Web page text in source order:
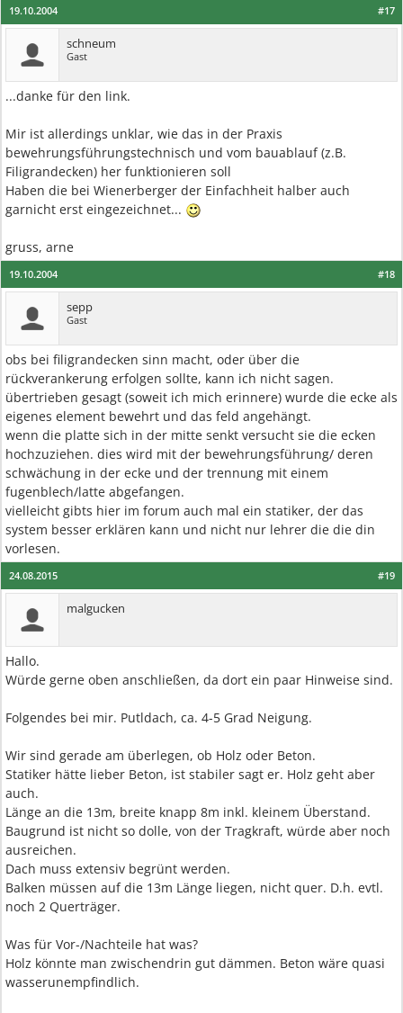
#17
19.10.2004
schneum
Gast
...danke für den link.
Mir ist allerdings unklar, wie das in der Praxis
bewehrungsführungstechnisch und vom bauablauf (z.B.
Filigrandecken) her funktionieren soll
Haben die bei Wienerberger der Einfachheit halber auch
garnicht erst eingezeichnet...
gruss, arne
#18
19.10.2004
sepp
Gast
obs bei filigrandecken sinn macht, oder über die
rückverankerung erfolgen sollte, kann ich nicht sagen.
übertrieben gesagt (soweit ich mich erinnere) wurde die ecke als
eigenes element bewehrt und das feld angehängt.
wenn die platte sich in der mitte senkt versucht sie die ecken
hochzuziehen. dies wird mit der bewehrungsführung/ deren
schwächung in der ecke und der trennung mit einem
fugenblech/latte abgefangen.
vielleicht gibts hier im forum auch mal ein statiker, der das
system besser erklären kann und nicht nur lehrer die die din
vorlesen.
#19
24.08.2015
malgucken
Hallo.
Würde gerne oben anschließen, da dort ein paar Hinweise sind.
Folgendes bei mir. Putldach, ca. 4-5 Grad Neigung.
Wir sind gerade am überlegen, ob Holz oder Beton.
Statiker hätte lieber Beton, ist stabiler sagt er. Holz geht aber
auch.
Länge an die 13m, breite knapp 8m inkl. kleinem Überstand.
Baugrund ist nicht so dolle, von der Tragkraft, würde aber noch
ausreichen.
Dach muss extensiv begrünt werden.
Balken müssen auf die 13m Länge liegen, nicht quer. D.h. evtl.
noch 2 Querträger.
Was für Vor-/Nachteile hat was?
Holz könnte man zwischendrin gut dämmen. Beton wäre quasi
wasserunempfindlich.